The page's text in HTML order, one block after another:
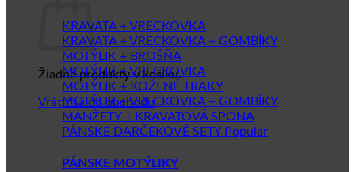
Žiadne produkty v košíku.
Vrátiť sa do obchodu
KRAVATA + VRECKOVKA
KRAVATA + VRECKOVKA + GOMBÍKY
MOTÝLIK + BROŠŇA
MOTÝLIK + VRECKOVKA
MOTÝLIK + KOŽENÉ TRAKY
MOTÝLIK + VRECKOVKA + GOMBÍKY
MANŽETY + KRAVATOVÁ SPONA
PÁNSKE DARČEKOVÉ SETY
PÁNSKE MOTÝLIKY